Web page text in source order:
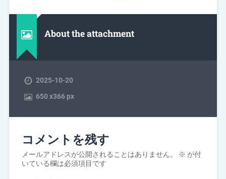
About the attachment
2025-10-20
650x366 px
コメントを残す
メールアドレスが公開されることはありません。 ※ が付
いている欄は必須項目です